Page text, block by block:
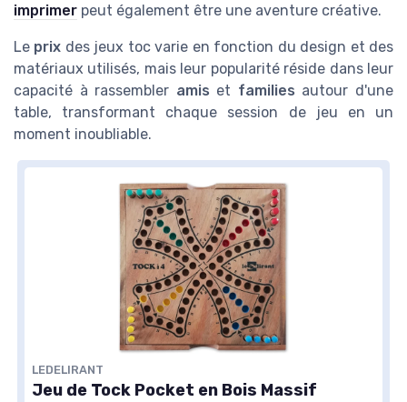
imprimer peut également être une aventure créative.
Le prix des jeux toc varie en fonction du design et des
matériaux utilisés, mais leur popularité réside dans leur
capacité à rassembler amis et families autour d'une
table, transformant chaque session de jeu en un
moment inoubliable.
LEDELIRANT
Jeu de Tock Pocket en Bois Massif